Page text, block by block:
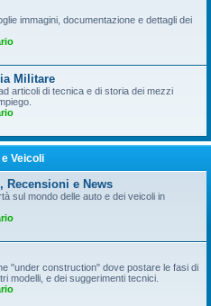
immagini, documentazione e dettagli dei
Militare
articoli di tecnica e di storia dei mezzi
Veicoli
Recensioni e News
sul mondo delle auto e dei veicoli in
"under construction" dove postare le fasi di
modelli, e dei suggerimenti tecnici.